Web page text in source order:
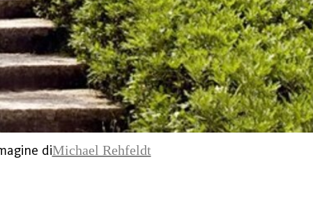
diMichael Rehfeldt